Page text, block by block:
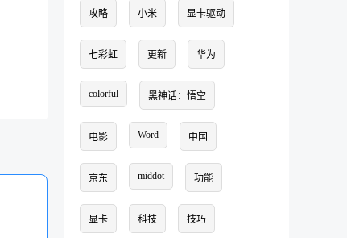
攻略 小米 显卡驱动
七彩虹 更新 华为
colorful 黑神话：悟空
电影 Word 中国
京东 middot 功能
显卡 科技 技巧